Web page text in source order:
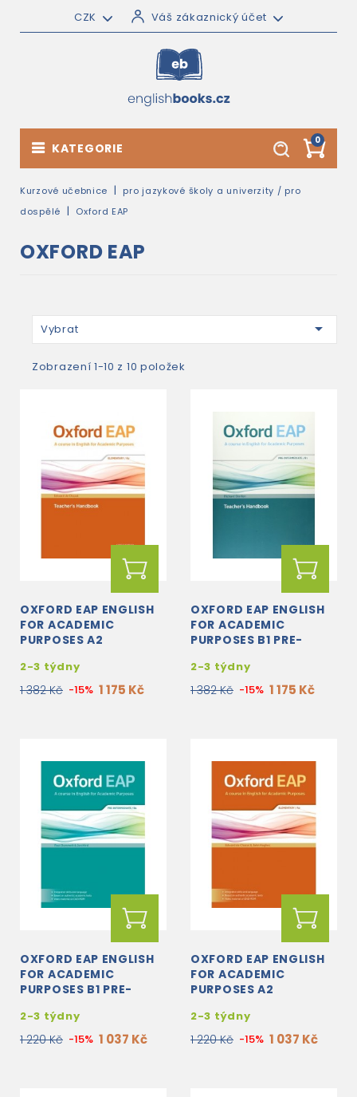
CZK Váš zákaznický účet
0
KATEGORIE
Kurzové učebnice
pro jazykové školy a univerzity / pro
dospělé
Oxford EAP
OXFORD EAP
Vybrat 
Zobrazení 1-10 z 10 položek
OXFORD EAP ENGLISH
FOR ACADEMIC
PURPOSES A2
TEACHER'S HANDBOOK
+ DVD-ROM
2-3 týdny
1 382 Kč -15% 1 175 Kč
OXFORD EAP ENGLISH
FOR ACADEMIC
PURPOSES B1 PRE-
TEACHER'S HANDBOOK
+ DVD-ROM
2-3 týdny
1 382 Kč -15% 1 175 Kč
OXFORD EAP ENGLISH
FOR ACADEMIC
PURPOSES B1 PRE-
STUDENT'S BOOK +
DVD-ROM
2-3 týdny
1 220 Kč -15% 1 037 Kč
OXFORD EAP ENGLISH
FOR ACADEMIC
PURPOSES A2
STUDENT'S BOOK +
DVD-ROM
2-3 týdny
1 220 Kč -15% 1 037 Kč